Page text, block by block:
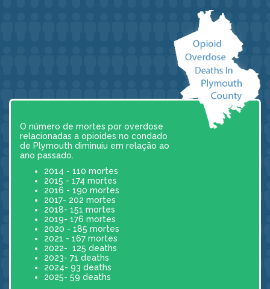
O número de mortes por overdose
relacionadas a opioides no condado
de Plymouth diminuiu em relação ao
ano passado.
2014 - 110 mortes
2015 - 174 mortes
2016 - 190 mortes
2017- 202 mortes
2018- 151 mortes
2019- 176 mortes
2020 - 185 mortes
2021 - 167 mortes
2022- 125 deaths
2023- 71 deaths
2024- 93 deaths
2025- 59 deaths